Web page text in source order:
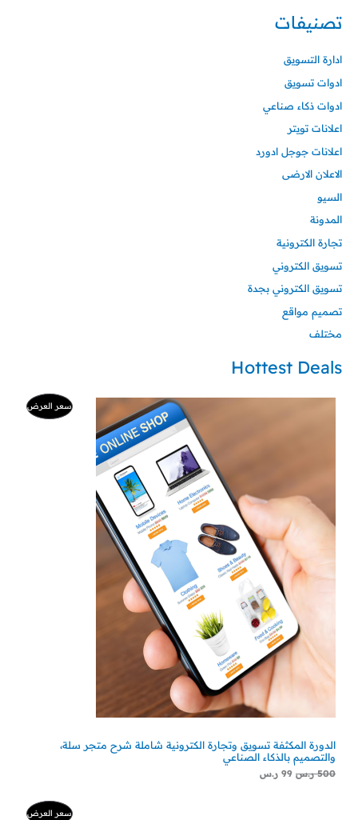
تصنيفات
ادارة التسويق
ادوات تسويق
ادوات ذكاء صناعي
اعلانات تويتر
اعلانات جوجل ادورد
الاعلان الارضى
السيو
المدونة
تجارة الكترونية
تسويق الكتروني
تسويق الكتروني بجدة
تصميم مواقع
مختلف
Hottest Deals
سعر العرضمنتج
الدورة المكثفة تسويق وتجارة الكترونية شاملة شرح متجر سلة،
والتصميم بالذكاء الصناعي
500 ر.س 99 ر.س
سعر العرضمنتج